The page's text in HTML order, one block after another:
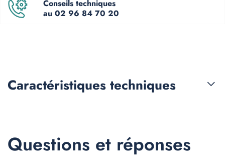
Conseils techniques
au 02 96 84 70 20
Caractéristiques techniques
Questions et réponses